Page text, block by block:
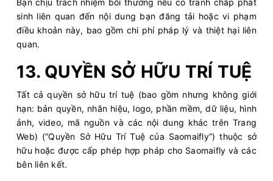
Bạn chịu trách nhiệm bồi thường nếu có tranh chấp phát
sinh liên quan đến nội dung bạn đăng tải hoặc vi phạm
điều khoản này, bao gồm chi phí pháp lý và thiệt hại liên
quan.
13. QUYỀN SỞ HỮU TRÍ TUỆ
Tất cả quyền sở hữu trí tuệ (bao gồm nhưng không giới
hạn: bản quyền, nhãn hiệu, logo, phần mềm, dữ liệu, hình
ảnh, video, mã nguồn và các nội dung khác trên Trang
Web) (“Quyền Sở Hữu Trí Tuệ của Saomaifly”) thuộc sở
hữu hoặc được cấp phép hợp pháp cho Saomaifly và các
bên liên kết.